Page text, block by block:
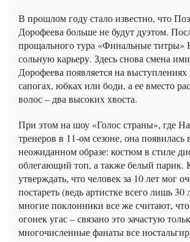
В прошлом году стало известно, что
Дорофеева больше не будут дуэтом.
прощального тура «Финальные титры»
сольную карьеру. Здесь снова смена
Дорофеева появляется на
сапогах, юбках или боди, а ее вместо
волос – два высоких хвоста.
При этом на шоу «Голос страны», где
тренеров в 11-ом сезоне, она
неожиданном образе: костюм в стиле
облегающий топ, а также белый парик.
утверждать, что человек за 10 лет мог
постареть (ведь артистке всего лишь 30
многие поклонники все же считают,
огонек угас – связано это зачастую
многочисленные фанаты все